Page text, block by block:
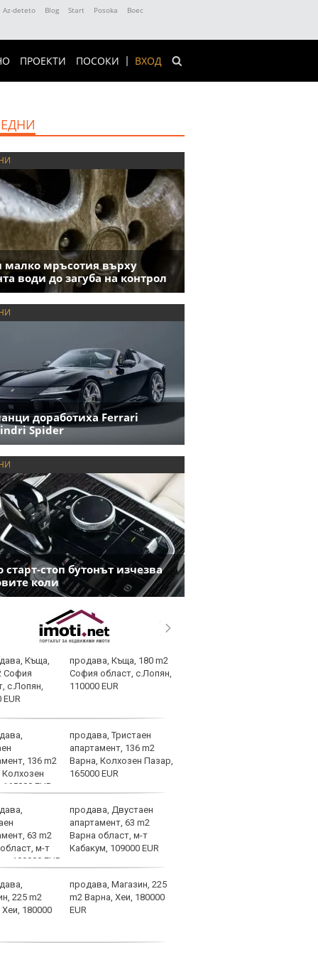
Az-deteto Blog Start Posoka
Boec
ВХОД
ПРОЕКТИ ПОСОКИ
малко мръсотия върху
води до загуба на контрол
доработиха Ferrari
Spider
стоп бутонът изчезва
коли
продава, Къща, 180 m2
София област, с.Лопян,
110000 EUR
продава, Тристаен
апартамент, 136 m2
Варна, Колхозен Пазар,
165000 EUR
продава, Двустаен
апартамент, 63 m2
Варна област, м-т
Кабакум, 109000 EUR
продава, Магазин, 225
m2 Варна, Хеи, 180000
EUR